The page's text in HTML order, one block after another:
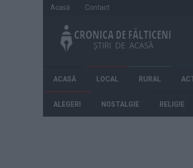
Acasă Contact
ACASĂ LOCAL RURAL
ALEGERI NOSTALGIE RELIGIE